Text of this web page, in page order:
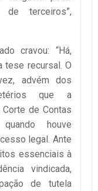
terceiros”,
cravou: “Há,
tese recursal. O
advém dos
que a
de Contas
houve
legal. Ante
essenciais à
vindicada,
de tutela